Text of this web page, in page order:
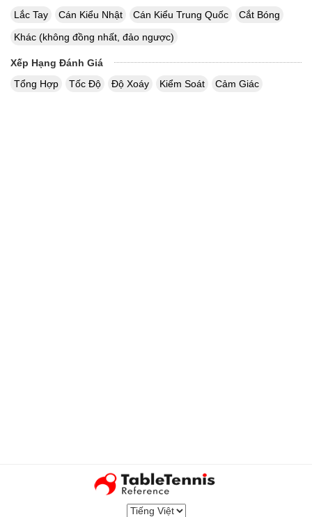
Lắc Tay
Cán Kiểu Nhật Cán Kiểu Trung Quốc
Cắt Bóng
Khác (không đồng nhất, đảo ngược)
Xếp Hạng Đánh Giá
Tổng Hợp
Tốc Độ Độ Xoáy Kiểm Soát Cảm Giác